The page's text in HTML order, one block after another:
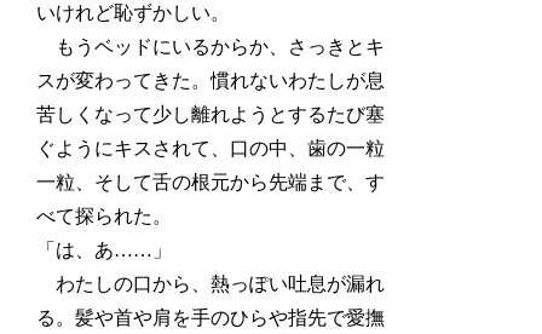
いけれど恥ずかしい。
もうベッドにいるからか、さっきとキ
スが変わってきた。慣れないわたしが息
苦しくなって少し離れようとするたび塞
ぐようにキスされて、口の中、歯の一粒
一粒、そして舌の根元から先端まで、す
べて探られた。
「は、あ……」
わたしの口から、熱っぽい吐息が漏れ
る。髪や首や肩を手のひらや指先で愛撫